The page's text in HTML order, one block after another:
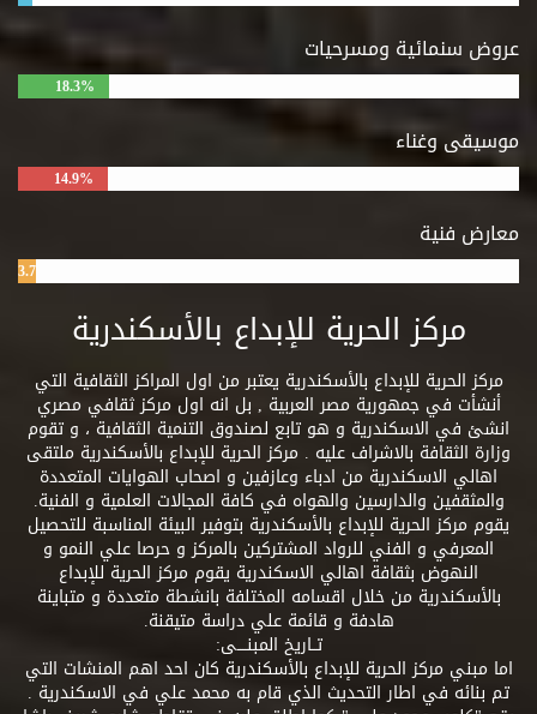
عروض سنمائية ومسرحيات
18.3%
موسيقى وغناء
14.9%
معارض فنية
3.7%
مركز الحرية للإبداع بالأسكندرية
مركز الحرية للإبداع بالأسكندرية يعتبر من اول المراكز الثقافية التي
أنشأت في جمهورية مصر العربية , بل انه اول مركز ثقافي مصري
انشئ في الاسكندرية و هو تابع لصندوق التنمية الثقافية ، و تقوم
وزارة الثقافة بالاشراف عليه . مركز الحرية للإبداع بالأسكندرية ملتقى
اهالي الاسكندرية من ادباء وعازفين و اصحاب الهوايات المتعددة
والمثقفين والدارسين والهواه في كافة المجالات العلمية و الفنية.
يقوم مركز الحرية للإبداع بالأسكندرية بتوفير البيئة المناسبة للتحصيل
المعرفي و الفني للرواد المشتركين بالمركز و حرصا علي النمو و
النهوض بثقافة اهالي الاسكندرية يقوم مركز الحرية للإبداع
بالأسكندرية من خلال اقسامه المختلفة بانشطة متعددة و متباينة
هادفة و قائمة علي دراسة متيقنة.
تــاريخ المبنــــى:
اما مبني مركز الحرية للإبداع بالأسكندرية كان احد اهم المنشات التي
تم بنائه في اطار التحديث الذي قام به محمد علي في الاسكندرية .